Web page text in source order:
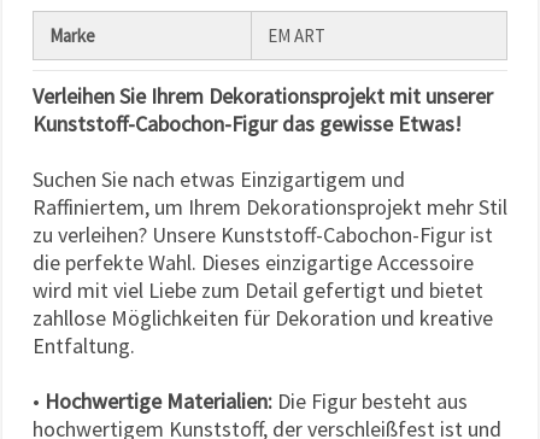
Marke EM ART
Verleihen Sie Ihrem Dekorationsprojekt mit unserer
Kunststoff-Cabochon-Figur das gewisse Etwas!
Suchen Sie nach etwas Einzigartigem und
Raffiniertem, um Ihrem Dekorationsprojekt mehr Stil
zu verleihen? Unsere Kunststoff-Cabochon-Figur ist
die perfekte Wahl. Dieses einzigartige Accessoire
wird mit viel Liebe zum Detail gefertigt und bietet
zahllose Möglichkeiten für Dekoration und kreative
Entfaltung.
• Hochwertige Materialien: Die Figur besteht aus
hochwertigem Kunststoff, der verschleißfest ist und